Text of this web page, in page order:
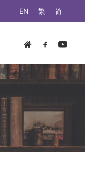
EN 繁 简